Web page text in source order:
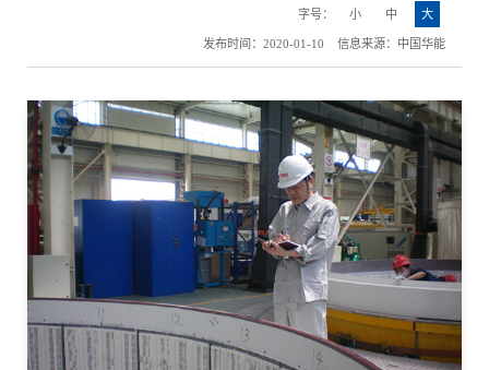
字号： 小 中 大
发布时间：2020-01-10 信息来源：中国华能